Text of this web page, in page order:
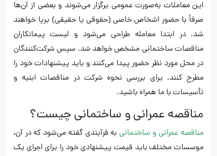
این معاملات به‌صورت عمومی برگزار می‌شوند و بعضی از آن‌ها
صرفاً با حضور اشخاص خاصی (حقوقی یا حقیقی) برپا خواهند
شد. در ابتدا معامله طراحی می‌شود و لیست پیمانکاران
مناقصات ساختمانی مشخص خواهد شد. سپس شرکت‌کنندگان
در محل مورد نظر حضور پیدا می‌کنند و باید پیشنهادات خود را
مطرح کنند. برای بررسی نحوه شرکت در مناقصات ابنیه و
تأسیسات با ما همراه باشید.
مناقصه عمرانی و ساختمانی چیست؟
مناقصه عمرانی و ساختمانی به فرآیندی گفته می‌شود که در آن،
موسسات مختلف باید قیمت پیشنهادی خود را برای اجرای یک